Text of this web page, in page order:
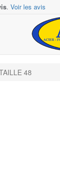
. Voir les avis
48